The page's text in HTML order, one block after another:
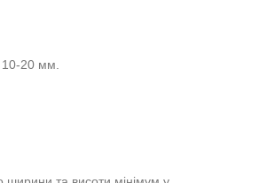
10-20 мм.